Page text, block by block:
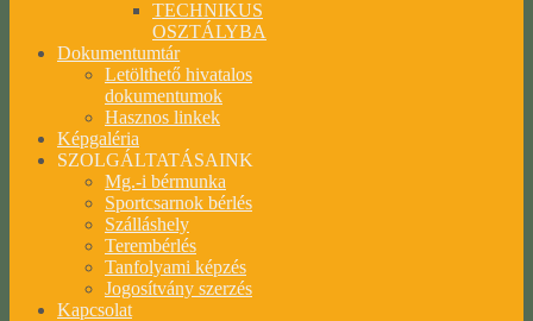
TECHNIKUS
OSZTÁLYBA
Dokumentumtár
Letölthető hivatalos
dokumentumok
Hasznos linkek
Képgaléria
SZOLGÁLTATÁSAINK
Mg.-i bérmunka
Sportcsarnok bérlés
Szálláshely
Terembérlés
Tanfolyami képzés
Jogosítvány szerzés
Kapcsolat